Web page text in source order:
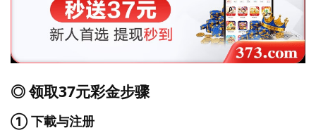
◎ 领取37元彩金步骤
① 下載与注册